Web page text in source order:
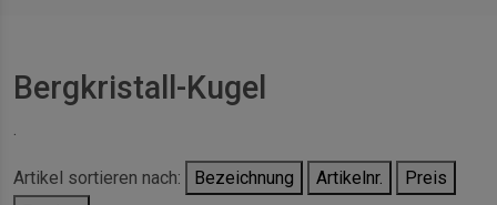
Bergkristall-Kugel
.
Artikel sortieren nach: Bezeichnung Artikelnr.
Preis